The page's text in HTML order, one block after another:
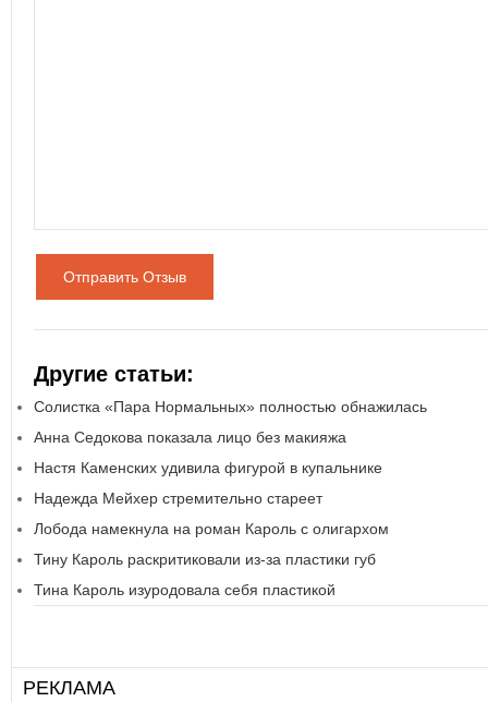
Отправить Отзыв
Другие статьи:
Солистка «Пара Нормальных» полностью обнажилась
Анна Седокова показала лицо без макияжа
Настя Каменских удивила фигурой в купальнике
Надежда Мейхер стремительно стареет
Лобода намекнула на роман Кароль с олигархом
Тину Кароль раскритиковали из-за пластики губ
Тина Кароль изуродовала себя пластикой
РЕКЛАМА